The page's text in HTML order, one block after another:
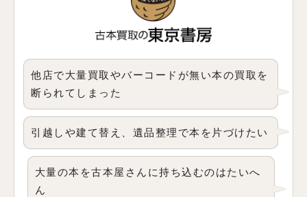
他店で大量買取やバーコードが無い本の買取を
断られてしまった
引越しや建て替え、遺品整理で本を片づけたい
大量の本を古本屋さんに持ち込むのはたいへ
ん